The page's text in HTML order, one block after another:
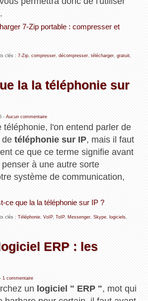
7-Zip portable : compresser et
clés : 7-Zip, compresser, décompresser, télécharger, gratuit,
la la téléphonie sur
- Aucun commentaire
téléphonie, l'on entend parler de
detéléphonie sur IP, mais il faut
ce que ce terme signifie avant
à une autre sorte
système de communication,
ce que la la téléphonie sur IP ?
clés : Téléphonie, VoIP, ToIP, Messenger, Skype, logiciels,
ERP : les
1 commentaire
un logiciel " ERP ", mot qui